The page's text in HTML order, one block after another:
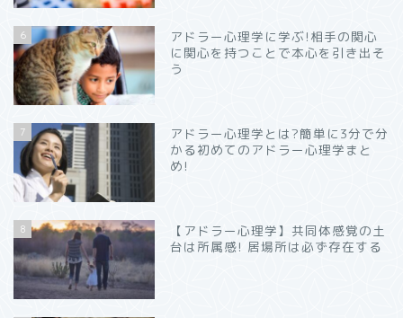
6
アドラー心理学に学ぶ!相手の関心
に関心を持つことで本心を引き出そ
う
7
アドラー心理学とは?簡単に3分で分
かる初めてのアドラー心理学まと
め!
8
【アドラー心理学】共同体感覚の土
台は所属感! 居場所は必ず存在する